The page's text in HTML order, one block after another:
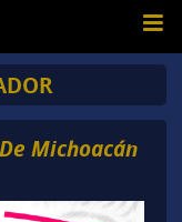
Michoacán